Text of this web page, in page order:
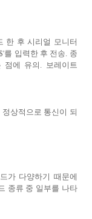
한 후 시리얼 모니터
를 입력한 후 전송. 종
점에 유의. 보레이트
상적으로 통신이 되
가 다양하기 때문에
종류 중 일부를 나타